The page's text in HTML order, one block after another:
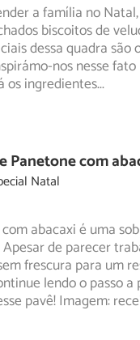
a família no
biscoitos de
dessa quadra
nos nesse
os ingredientes...
Panetone com
Natal
abacaxi é uma
de parecer
frescura para um
lendo o passo a
pavê! Imagem: